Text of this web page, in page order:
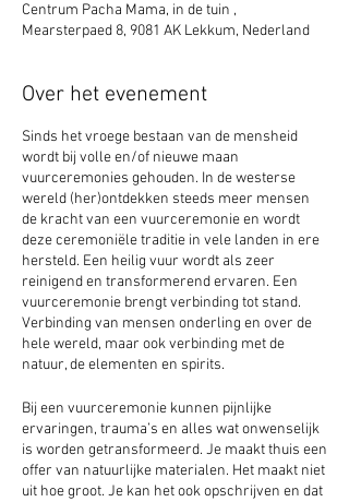
Centrum Pacha Mama, in de tuin ,
Mearsterpaed 8, 9081 AK Lekkum, Nederland
Over het evenement
Sinds het vroege bestaan van de mensheid
wordt bij volle en/of nieuwe maan
vuurceremonies gehouden. In de westerse
wereld (her)ontdekken steeds meer mensen
de kracht van een vuurceremonie en wordt
deze ceremoniële traditie in vele landen in ere
hersteld. Een heilig vuur wordt als zeer
reinigend en transformerend ervaren. Een
vuurceremonie brengt verbinding tot stand.
Verbinding van mensen onderling en over de
hele wereld, maar ook verbinding met de
natuur, de elementen en spirits.
Bij een vuurceremonie kunnen pijnlijke
ervaringen, trauma’s en alles wat onwenselijk
is worden getransformeerd. Je maakt thuis een
offer van natuurlijke materialen. Het maakt niet
uit hoe groot. Je kan het ook opschrijven en dat